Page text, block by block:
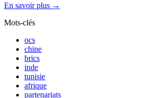
En savoir plus →
Mots-clés
ocs
chine
brics
inde
tunisie
afrique
partenariats